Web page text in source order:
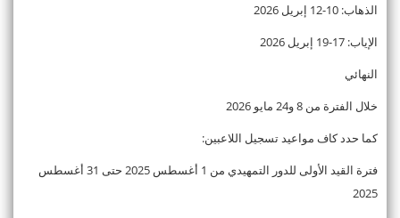
الذهاب: 10-12 إبريل 2026
الإياب: 17-19 إبريل 2026
النهائي
خلال الفترة من 8 و24 مايو 2026
كما حدد كاف مواعيد تسجيل اللاعبين:
فترة القيد الأولى للدور التمهيدي من 1 أغسطس 2025 حتى 31 أغسطس
2025